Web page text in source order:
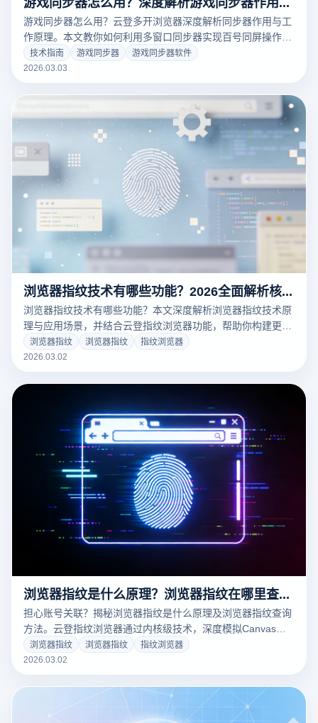
游戏同步器怎么用？云登多开浏览器深度解析同步器作用与工
作原理。本文教你如何利用多窗口同步器实现百号同屏操作，
结合云登独家指纹防护技术，100%隔离防关联。立即点击查
看2026最新多开同步教程，注册领免费试用！
技术指南 游戏同步器
游戏同步器软件
2026.03.03
浏览器指纹技术有哪些功能？2026全面解析核心能力与应用场景
浏览器指纹技术有哪些功能？本文深度解析浏览器指纹技术原
理与应用场景，并结合云登指纹浏览器功能，帮助你构建更稳
定的多账号管理环境。
浏览器指纹 浏览器指纹
指纹浏览器
2026.03.02
浏览器指纹是什么原理？浏览器指纹在哪里查询？
担心账号关联？揭秘浏览器指纹是什么原理及浏览器指纹查询
方法。云登指纹浏览器通过内核级技术，深度模拟Canvas、
WebGL等硬件指纹，通过率高达100%。立即下载云登，免费
体验安全的多账号防关联环境！
浏览器指纹 浏览器指纹
指纹浏览器
2026.03.02